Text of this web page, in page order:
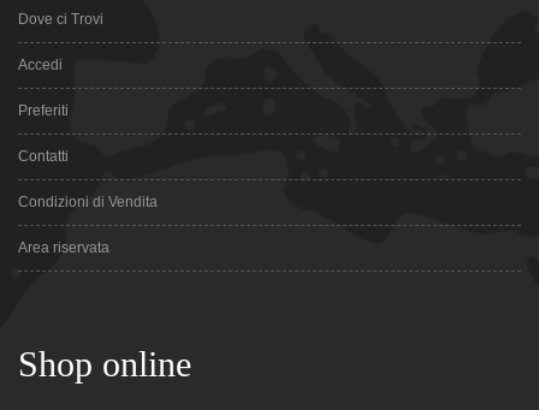
Dove ci Trovi
Accedi
Preferiti
Contatti
Condizioni di Vendita
Area riservata
Shop online